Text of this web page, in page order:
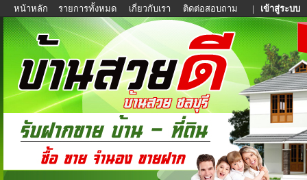
หน้าหลัก รายการทั้งหมด เกี่ยวกับเรา ติดต่อสอบถาม | เข้าสู่ระบบ